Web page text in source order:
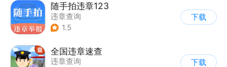
随手拍违章123
违章查询
1.5
下载
全国违章速查
违章查询
下载